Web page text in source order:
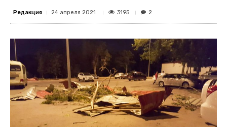
Редакция 24 апреля 2021 3195 2